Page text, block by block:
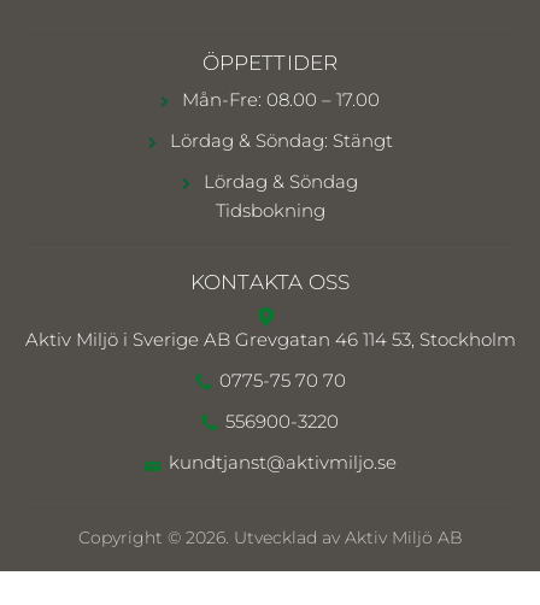
ÖPPETTIDER
Mån-Fre: 08.00 – 17.00
Lördag & Söndag: Stängt
Lördag & Söndag
Tidsbokning
KONTAKTA OSS
Aktiv Miljö i Sverige AB Grevgatan 46 114 53, Stockholm
0775-75 70 70
556900-3220
kundtjanst@aktivmiljo.se
Copyright © 2026. Utvecklad av Aktiv Miljö AB